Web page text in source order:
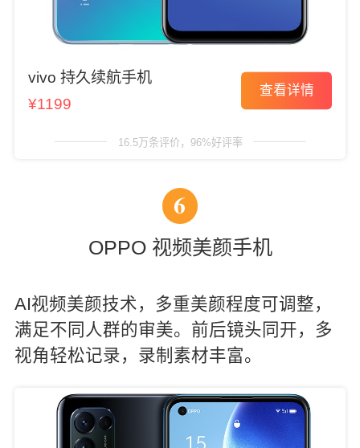
vivo 持久续航手机
¥1199
查看详情
16.5万条评价，96%好评率
6
OPPO 视频美颜手机
AI视频美颜技术，多重美颜程度可调整，
满足不同人群的审美。前后镜头同开，多
视角轻松记录，录制素材丰富。